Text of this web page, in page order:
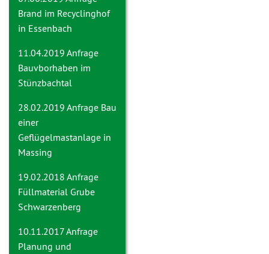
Brand im Recyclinghof
in Essenbach
11.04.2019 Anfrage
Bauvborhaben im
Stünzbachtal
28.02.2019 Anfrage Bau
einer
Geflügelmastanlage in
Massing
19.02.2018 Anfrage
Füllmaterial Grube
Schwarzenberg
10.11.2017 Anfrage
Planung und